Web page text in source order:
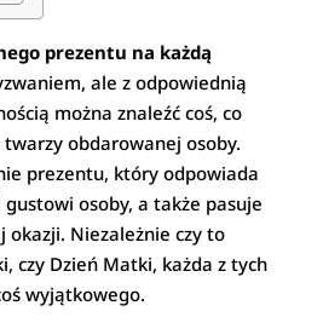
prezentu na każdą
ale z odpowiednią
można znaleźć coś, co
twarzy obdarowanej osoby.
prezentu, który odpowiada
osoby, a także pasuje
okazji. Niezależnie czy to
czy Dzień Matki, każda z tych
wyjątkowego.